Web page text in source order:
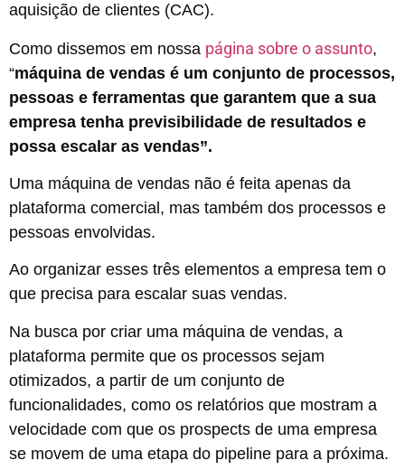
aquisição de clientes (CAC).
Como dissemos em nossa página sobre o assunto,
“máquina de vendas é um conjunto de processos,
pessoas e ferramentas que garantem que a sua
empresa tenha previsibilidade de resultados e
possa escalar as vendas”.
Uma máquina de vendas não é feita apenas da
plataforma comercial, mas também dos processos e
pessoas envolvidas.
Ao organizar esses três elementos a empresa tem o
que precisa para escalar suas vendas.
Na busca por criar uma máquina de vendas, a
plataforma permite que os processos sejam
otimizados, a partir de um conjunto de
funcionalidades, como os relatórios que mostram a
velocidade com que os prospects de uma empresa
se movem de uma etapa do pipeline para a próxima.